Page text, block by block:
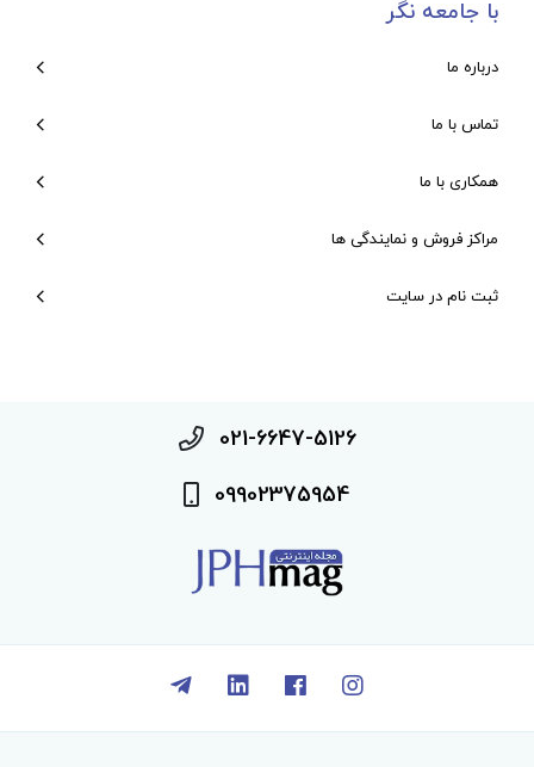
با جامعه نگر
درباره ما
تماس با ما
همکاری با ما
مراکز فروش و نمایندگی ها
ثبت نام در سایت
021-6647-5126
09902375954